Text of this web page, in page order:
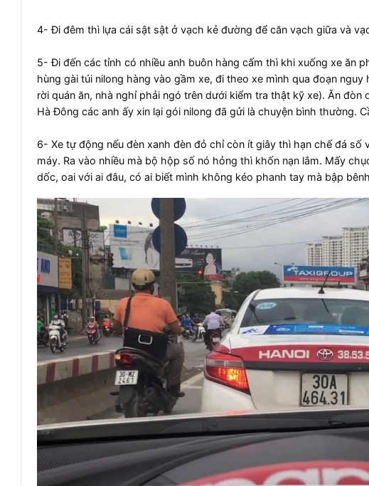
4- Đi đêm thì lựa cái sật sật ở vạch kẻ đường để căn vạch giữa và
5- Đi đến các tỉnh có nhiều anh buôn hàng cấm thì khi xuống xe ăn
hùng gài túi nilong hàng vào gầm xe, đi theo xe mình qua đoạn
rời quán ăn, nhà nghỉ phải ngó trên dưới kiểm tra thật kỹ xe). Ăn
Hà Đông các anh ấy xin lại gói nilong đã gửi là chuyện bình thường.
6- Xe tự động nếu đèn xanh đèn đỏ chỉ còn ít giây thì hạn chế đá số
máy. Ra vào nhiều mà bộ hộp số nó hỏng thì khốn nạn lắm. Mấy
dốc, oai với ai đâu, có ai biết mình không kéo phanh tay mà bập